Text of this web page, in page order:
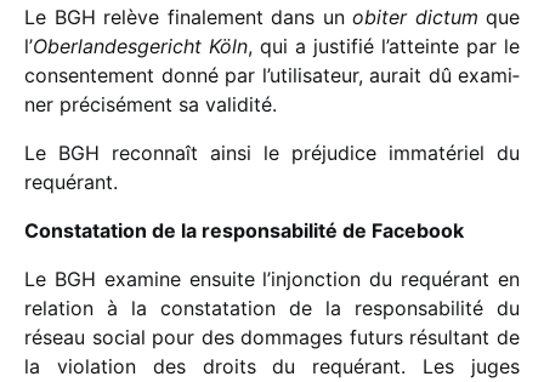
Le BGH relève fina­le­ment dans un obiter dictum que
l’Oberlandesgericht Köln, qui a justi­fié l’atteinte par le
consen­te­ment donné par l’utilisateur, aurait dû exami­
ner préci­sé­ment sa validité.
Le BGH recon­naît ainsi le préju­dice imma­té­riel du
requérant.
Constatation de la respon­sa­bi­lité de Facebook
Le BGH examine ensuite l’injonction du requé­rant en
rela­tion à la consta­ta­tion de la respon­sa­bi­lité du
réseau social pour des dommages futurs résul­tant de
la viola­tion des droits du requé­rant. Les juges